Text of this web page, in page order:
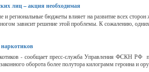
лиц – акция необходимая
и региональные бюджеты влияет на развитие всех
зависит решение этой проблемы. К сожалению,
- сообщает пресс-служба Управления ФСКН РФ
оборота более полутора килограмм героина и